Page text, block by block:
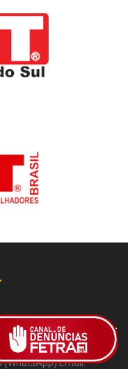
Pelotas - RS,
96015-
(WhatsApp) Email: